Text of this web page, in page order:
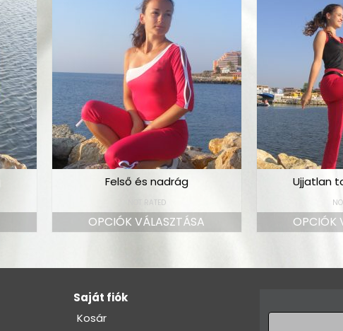
Felső és nadrág
NOT RATED
OPCIÓK VÁLASZTÁSA
Ujjatlan
OPCIÓK
Saját fiók
Kosár